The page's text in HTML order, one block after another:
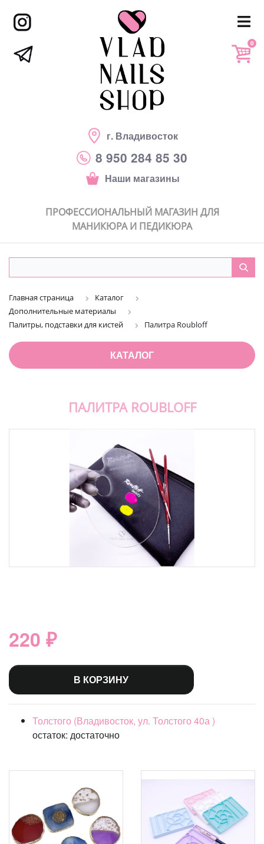
г. Владивосток
8 950 284 85 30
Наши магазины
0
ПРОФЕССИОНАЛЬНЫЙ МАГАЗИН ДЛЯ
МАНИКЮРА И ПЕДИКЮРА
Главная страница
Каталог
Дополнительные материалы
Палитры, подставки для кистей
Палитра Roubloff
КАТАЛОГ
ПАЛИТРА ROUBLOFF
220 ₽
В КОРЗИНУ
Толстого (Владивосток, ул. Толстого 40а )
остаток: достаточно